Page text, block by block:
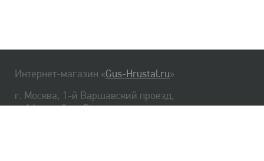
Интернет-магазин «Gus-Hrustal.ru»
г. Москва, 1-й Варшавский проезд,
д. 1А, стр. 3, м. Варшавская